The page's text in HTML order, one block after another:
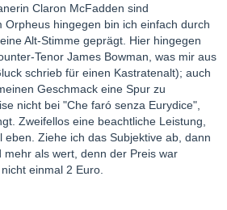
Claron McFadden sind
Orpheus hingegen bin ich einfach durch
Alt-Stimme geprägt. Hier hingegen
Tenor James Bowman, was mir aus
schrieb für einen Kastratenalt); auch
Geschmack eine Spur zu
nicht bei "Che faró senza Eurydice",
Zweifellos eine beachtliche Leistung,
eben. Ziehe ich das Subjektive ab, dann
mehr als wert, denn der Preis war
einmal 2 Euro.